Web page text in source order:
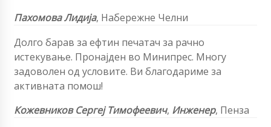
Пахомова Лидија, Набережне Челни
Долго барав за ефтин печатач за рачно
истекување. Пронајден во Минипрес. Многу
задоволен од условите. Ви благодариме за
активната помош!
Кожевников Сергеј Тимофеевич, Инженер, Пенза